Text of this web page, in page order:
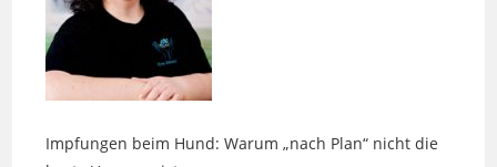
Impfungen beim Hund: Warum „nach Plan“ nicht die